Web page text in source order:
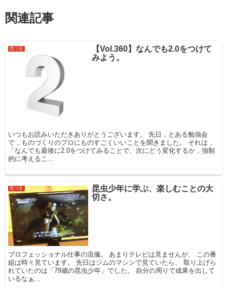
関連記事
気づき
【Vol.360】なんでも2.0をつけて
みよう。
いつもお読みいただきありがとうございます。 先日，とある勉強会
で，ものづくりのプロにものすごくいいことを聞きました。 それは，
「なんでも最後に2.0をつけてみることで、次にどう変化するか，強制
的に考えるこ...
気づき
昆虫少年に学ぶ、楽しむことの大
切さ。
プロフェッショナル仕事の流儀。 あまりテレビは見ませんが、 この番
組は時々見ています。 先日はジムのマシンで見ていたら、 取り上げら
れていたのは「79歳の昆虫少年」でした。 自分の周りで成果を出して
いるなぁ...